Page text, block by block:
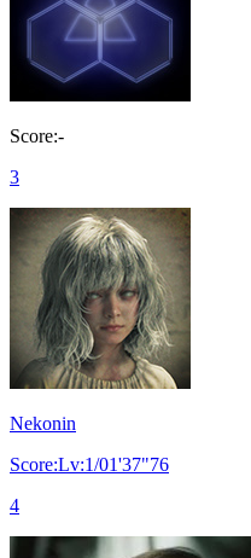
Score:-
3
Nekonin
Score:Lv:1/01'37"76
4